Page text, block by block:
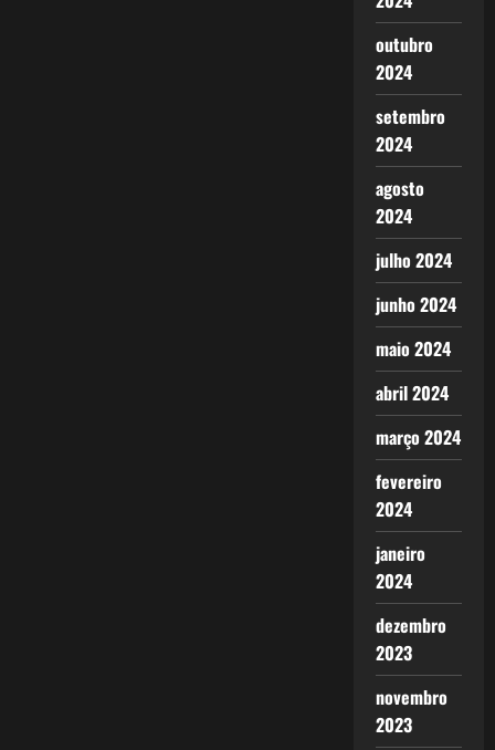
outubro
2024
setembro
2024
agosto
2024
julho 2024
junho 2024
maio 2024
abril 2024
março 2024
fevereiro
2024
janeiro
2024
dezembro
2023
novembro
2023